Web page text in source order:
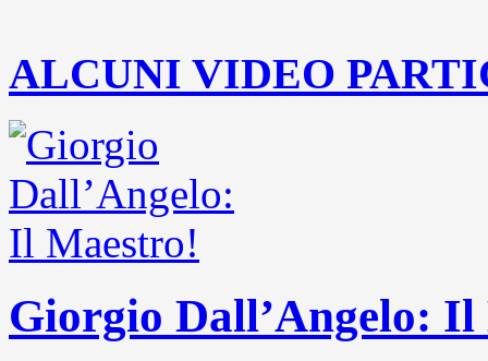
ALCUNI VIDEO
Giorgio Dall’Angelo: